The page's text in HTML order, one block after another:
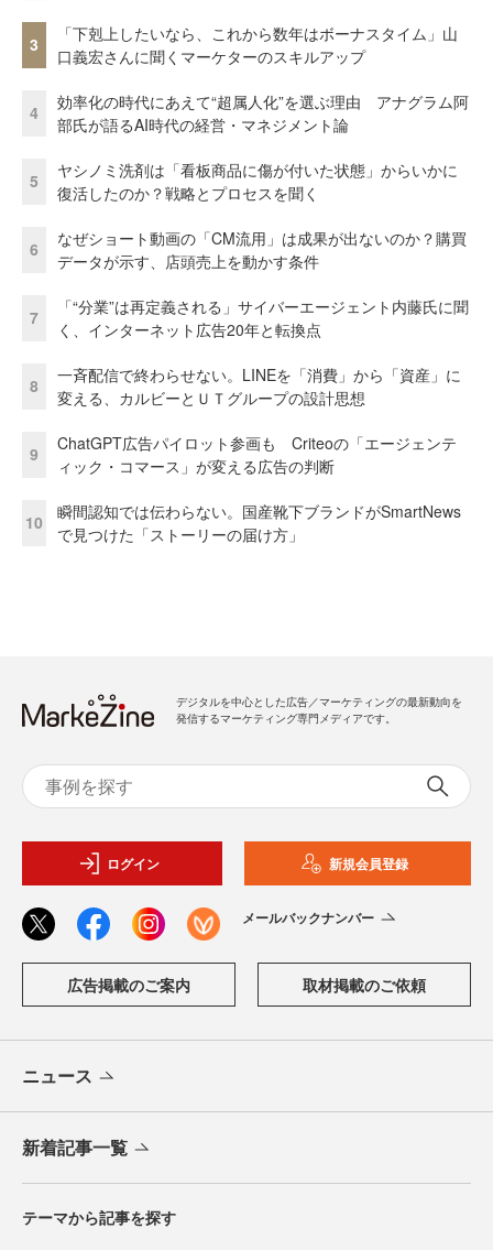
3
「下剋上したいなら、これから数年はボーナスタイム」山
口義宏さんに聞くマーケターのスキルアップ
4
効率化の時代にあえて“超属人化”を選ぶ理由 アナグラム阿
部氏が語るAI時代の経営・マネジメント論
5
ヤシノミ洗剤は「看板商品に傷が付いた状態」からいかに
復活したのか？戦略とプロセスを聞く
6
なぜショート動画の「CM流用」は成果が出ないのか？購買
データが示す、店頭売上を動かす条件
7
「“分業”は再定義される」サイバーエージェント内藤氏に聞
く、インターネット広告20年と転換点
8
一斉配信で終わらせない。LINEを「消費」から「資産」に
変える、カルビーとＵＴグループの設計思想
9
ChatGPT広告パイロット参画も Criteoの「エージェンテ
ィック・コマース」が変える広告の判断
10
瞬間認知では伝わらない。国産靴下ブランドがSmartNews
で見つけた「ストーリーの届け方」
デジタルを中心とした広告／マーケティングの最新動向を
発信するマーケティング専門メディアです。
ログイン 新規会員登録
メールバックナンバー
広告掲載のご案内 取材掲載のご依頼
ニュース
新着記事一覧
テーマから記事を探す